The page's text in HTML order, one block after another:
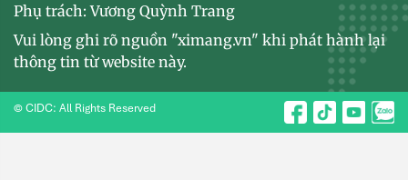
Phụ trách: Vương Quỳnh Trang
Vui lòng ghi rõ nguồn "ximang.vn" khi phát hành lại
thông tin từ website này.
© CIDC: All Rights Reserved